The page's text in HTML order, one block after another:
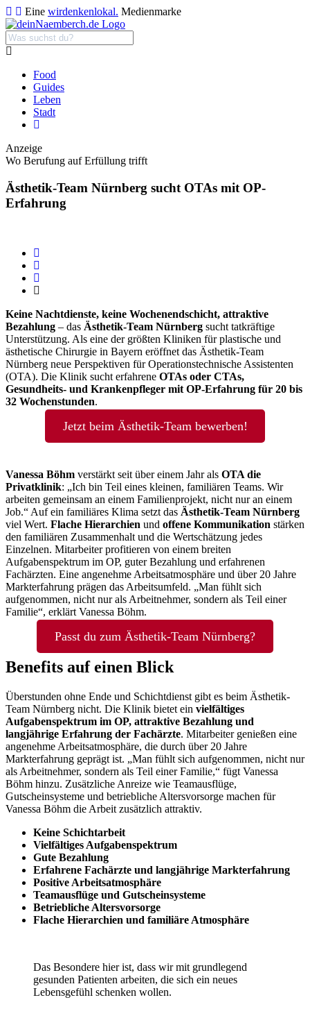
Eine wirdenkenlokal. Medienmarke
Food
Guides
Leben
Stadt
Anzeige
Wo Berufung auf Erfüllung trifft
Ästhetik-Team Nürnberg sucht OTAs mit OP-
Erfahrung
Keine Nachtdienste, keine Wochenendschicht, attraktive
Bezahlung – das Ästhetik-Team Nürnberg sucht tatkräftige
Unterstützung. Als eine der größten Kliniken für plastische und
ästhetische Chirurgie in Bayern eröffnet das Ästhetik-Team
Nürnberg neue Perspektiven für Operationstechnische Assistenten
(OTA). Die Klinik sucht erfahrene OTAs oder CTAs,
Gesundheits- und Krankenpfleger mit OP-Erfahrung für 20 bis
32 Wochenstunden.
Jetzt beim Ästhetik-Team bewerben!
Vanessa Böhm verstärkt seit über einem Jahr als OTA die
Privatklinik: „Ich bin Teil eines kleinen, familiären Teams. Wir
arbeiten gemeinsam an einem Familienprojekt, nicht nur an einem
Job.“ Auf ein familiäres Klima setzt das Ästhetik-Team Nürnberg
viel Wert. Flache Hierarchien und offene Kommunikation stärken
den familiären Zusammenhalt und die Wertschätzung jedes
Einzelnen. Mitarbeiter profitieren von einem breiten
Aufgabenspektrum im OP, guter Bezahlung und erfahrenen
Fachärzten. Eine angenehme Arbeitsatmosphäre und über 20 Jahre
Markterfahrung prägen das Arbeitsumfeld. „Man fühlt sich
aufgenommen, nicht nur als Arbeitnehmer, sondern als Teil einer
Familie“, erklärt Vanessa Böhm.
Passt du zum Ästhetik-Team Nürnberg?
Benefits auf einen Blick
Überstunden ohne Ende und Schichtdienst gibt es beim Ästhetik-
Team Nürnberg nicht. Die Klinik bietet ein vielfältiges
Aufgabenspektrum im OP, attraktive Bezahlung und
langjährige Erfahrung der Fachärzte. Mitarbeiter genießen eine
angenehme Arbeitsatmosphäre, die durch über 20 Jahre
Markterfahrung geprägt ist. „Man fühlt sich aufgenommen, nicht nur
als Arbeitnehmer, sondern als Teil einer Familie,“ fügt Vanessa
Böhm hinzu. Zusätzliche Anreize wie Teamausflüge,
Gutscheinsysteme und betriebliche Altersvorsorge machen für
Vanessa Böhm die Arbeit zusätzlich attraktiv.
Keine Schichtarbeit
Vielfältiges Aufgabenspektrum
Gute Bezahlung
Erfahrene Fachärzte und langjährige Markterfahrung
Positive Arbeitsatmosphäre
Teamausflüge und Gutscheinsysteme
Betriebliche Altersvorsorge
Flache Hierarchien und familiäre Atmosphäre
Das Besondere hier ist, dass wir mit grundlegend
gesunden Patienten arbeiten, die sich ein neues
Lebensgefühl schenken wollen.